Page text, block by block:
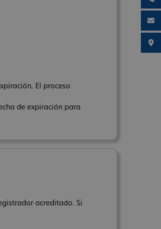
El proceso
de expiración para
acreditado. Si